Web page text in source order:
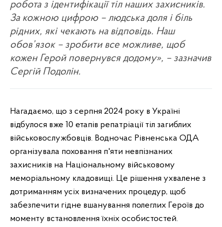
робота з ідентифікації тіл наших захисників.
За кожною цифрою – людська доля і біль
рідних, які чекають на відповідь. Наш
обов’язок – зробити все можливе, щоб
кожен Герой повернувся додому», – зазначив
Сергій Подолін.
Нагадаємо, що з серпня 2024 року в Україні
відбулося вже 10 етапів репатріації тіл загиблих
військовослужбовців. Водночас Рівненська ОДА
організувала поховання п'яти невпізнаних
захисників на Національному військовому
меморіальному кладовищі. Це рішення ухвалене з
дотриманням усіх визначених процедур, щоб
забезпечити гідне вшанування полеглих Героїв до
моменту встановлення їхніх особистостей.